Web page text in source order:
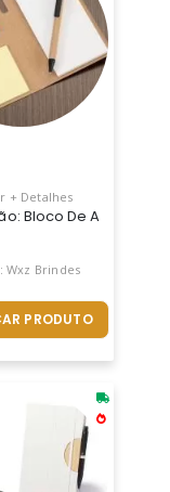
E Preta -
Com 70 Folhas
+ Detalhes
Bloco De
Wxz Brindes
PRODUTO